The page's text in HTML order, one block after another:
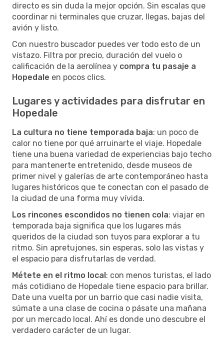
directo es sin duda la mejor opción. Sin escalas que
coordinar ni terminales que cruzar, llegas, bajas del
avión y listo.
Con nuestro buscador puedes ver todo esto de un
vistazo. Filtra por precio, duración del vuelo o
calificación de la aerolínea y compra tu pasaje a
Hopedale en pocos clics.
Lugares y actividades para disfrutar en
Hopedale
La cultura no tiene temporada baja: un poco de
calor no tiene por qué arruinarte el viaje. Hopedale
tiene una buena variedad de experiencias bajo techo
para mantenerte entretenido, desde museos de
primer nivel y galerías de arte contemporáneo hasta
lugares históricos que te conectan con el pasado de
la ciudad de una forma muy vívida.
Los rincones escondidos no tienen cola: viajar en
temporada baja significa que los lugares más
queridos de la ciudad son tuyos para explorar a tu
ritmo. Sin apretujones, sin esperas, solo las vistas y
el espacio para disfrutarlas de verdad.
Métete en el ritmo local: con menos turistas, el lado
más cotidiano de Hopedale tiene espacio para brillar.
Date una vuelta por un barrio que casi nadie visita,
súmate a una clase de cocina o pásate una mañana
por un mercado local. Ahí es donde uno descubre el
verdadero carácter de un lugar.